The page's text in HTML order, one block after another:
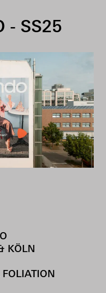
- SS25
KÖLN
FOLIATION